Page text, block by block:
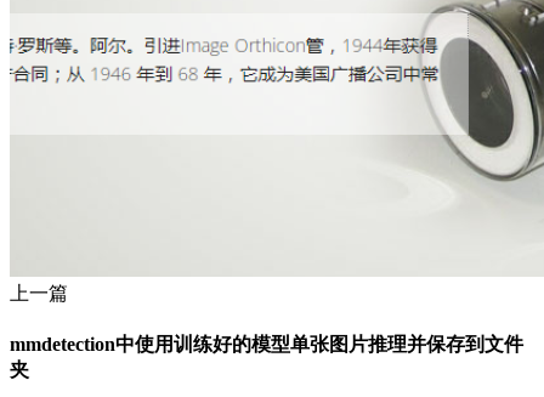
上一篇
mmdetection中使用训练好的模型单张图片推理并保存到文件
夹